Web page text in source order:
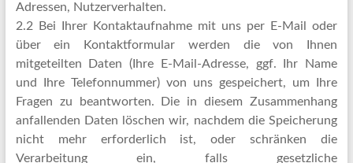
Adressen, Nutzerverhalten.
2.2 Bei Ihrer Kontaktaufnahme mit uns per E-Mail oder
über ein Kontaktformular werden die von Ihnen
mitgeteilten Daten (Ihre E-Mail-Adresse, ggf. Ihr Name
und Ihre Telefonnummer) von uns gespeichert, um Ihre
Fragen zu beantworten. Die in diesem Zusammenhang
anfallenden Daten löschen wir, nachdem die Speicherung
nicht mehr erforderlich ist, oder schränken die
Verarbeitung ein, falls gesetzliche